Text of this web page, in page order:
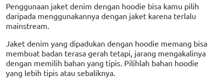
Penggunaan jaket denim dengan hoodie bisa kamu pilih
daripada menggunakannya dengan jaket karena terlalu
mainstream.
Jaket denim yang dipadukan dengan hoodie memang bisa
membuat badan terasa gerah tetapi, jarang mengakalinya
dengan memilih bahan yang tipis. Pilihlah bahan hoodie
yang lebih tipis atau sebaliknya.